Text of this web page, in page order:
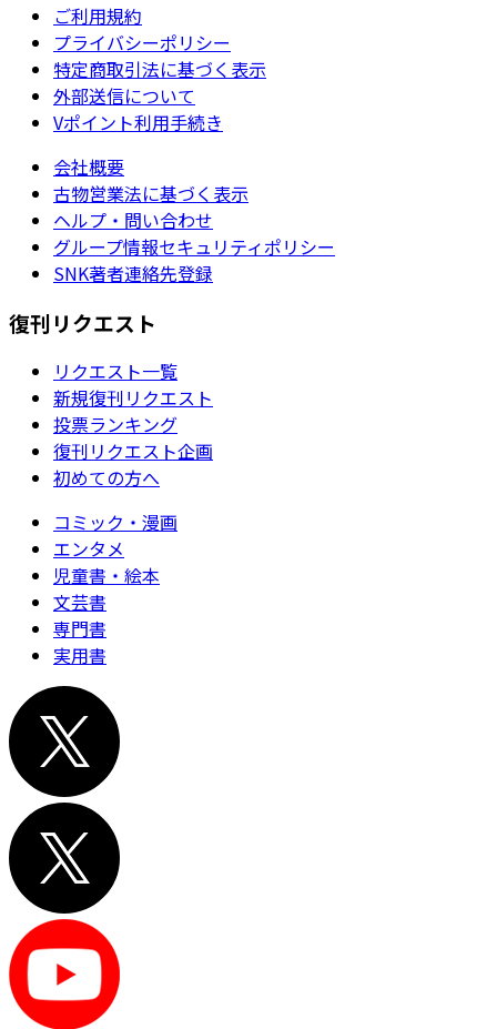
ご利用規約
プライバシーポリシー
特定商取引法に基づく表示
外部送信について
Vポイント利用手続き
会社概要
古物営業法に基づく表示
ヘルプ・問い合わせ
グループ情報セキュリティポリシー
SNK著者連絡先登録
復刊リクエスト
リクエスト一覧
新規復刊リクエスト
投票ランキング
復刊リクエスト企画
初めての方へ
コミック・漫画
エンタメ
児童書・絵本
文芸書
専門書
実用書